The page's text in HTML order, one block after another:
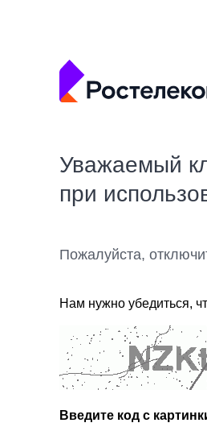
Уважаемый
при
Пожалуйста,
Нам нужно убедиться,
Введите код с